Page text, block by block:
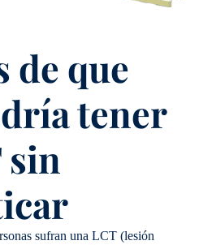
de que
tener
sin
sufran una LCT (lesión